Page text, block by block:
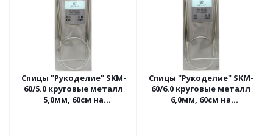
Спицы "Рукоделие" SKM-
60/5.0 круговые металл
5,0мм, 60см на
Спицы "Рукоделие" SKM-
60/6.0 круговые металл
6,0мм, 60см на